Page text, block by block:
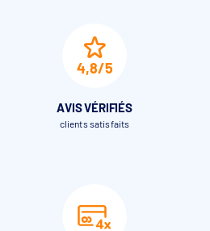
4,8/5
AVIS VÉRIFIÉS
clients satisfaits